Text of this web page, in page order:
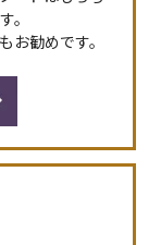
。
お勧めです。